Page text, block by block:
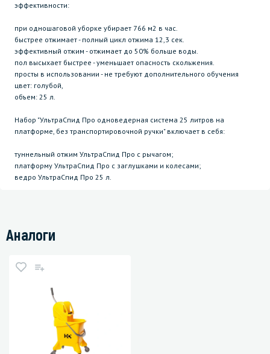
эффективности:
при одношаговой уборке убирает 766 м2 в час.
быстрее отжимает - полный цикл отжима 12,3 сек.
эффективный отжим - отжимает до 50% больше воды.
пол высыхает быстрее - уменьшает опасность скольжения.
просты в использовании - не требуют дополнительного обучения
цвет: голубой,
объем: 25 л.
Набор "УльтраСпид Про одноведерная система 25 литров на
платформе, без транспортировочной ручки" включает в себя:
туннельный отжим УльтраСпид Про с рычагом;
платформу УльтраСпид Про с заглушками и колесами;
ведро УльтраСпид Про 25 л.
Аналоги